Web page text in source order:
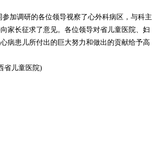
加调研的各位领导视察了心外科病区，与科主
家长征求了意见。 各位领导对省儿童医院、妇
病患儿所付出的巨大努力和做出的贡献给予高
省儿童医院)